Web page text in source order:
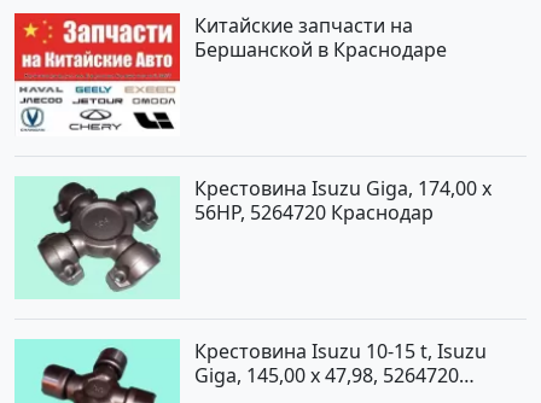
Китайские запчасти на
Бершанской в Краснодаре
Крестовина Isuzu Giga, 174,00 x
56HP, 5264720 Краснодар
Крестовина Isuzu 10-15 t, Isuzu
Giga, 145,00 x 47,98, 5264720